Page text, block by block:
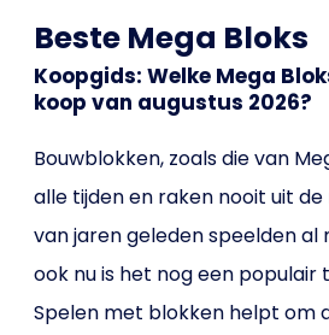
Beste Mega Bloks
Koopgids: Welke Mega
koop van augustus 2026?
Bouwblokken, zoals die van
alle tijden en raken nooit uit
van jaren geleden speelden al
ook nu is het nog een populair
Spelen met blokken helpt om